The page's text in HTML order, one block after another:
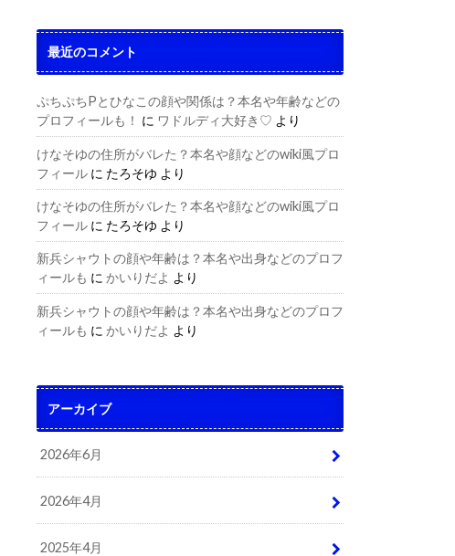
最近のコメント
ぷちぷちPとひなこの顔や関係は？本名や年齢などの
プロフィールも！ に ワドルディ大好き♡ より
けなそゆの住所がバレた？本名や顔などのwiki風プロ
フィール に たろそゆ より
けなそゆの住所がバレた？本名や顔などのwiki風プロ
フィール に たろそゆ より
新兵シャウトの顔や年齢は？本名や出身などのプロフ
ィールも に かいりだよ より
新兵シャウトの顔や年齢は？本名や出身などのプロフ
ィールも に かいりだよ より
アーカイブ
2026年6月
2026年4月
2025年4月